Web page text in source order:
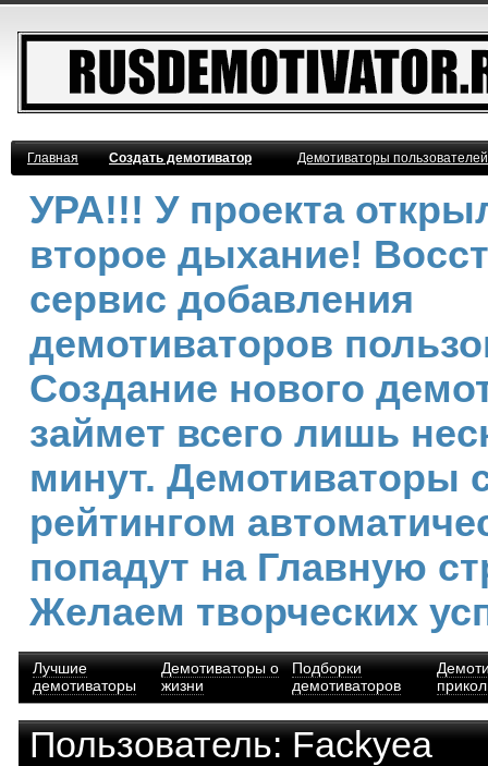
Главная Создать демотиватор Демотиваторы
УРА!!! У проекта
второе дыхание!
сервис добавления
демотиваторов
Создание нового
займет всего лишь
минут. Демотиваторы
рейтингом
попадут на Главную
Желаем творческих
Лучшие
демотиваторы
Демотиваторы о
жизни
Подборки
демотиваторов
Пользователь: Fackyea